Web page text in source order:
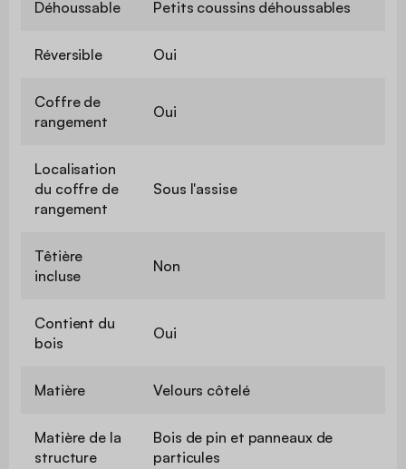
Déhoussable Petits coussins déhoussables
Réversible Oui
Coffre de
rangement
Oui
Localisation
du coffre de
rangement
Sous l'assise
Têtière
incluse
Non
Contient du
bois
Oui
Matière Velours côtelé
Matière de la
structure
Bois de pin et panneaux de
particules